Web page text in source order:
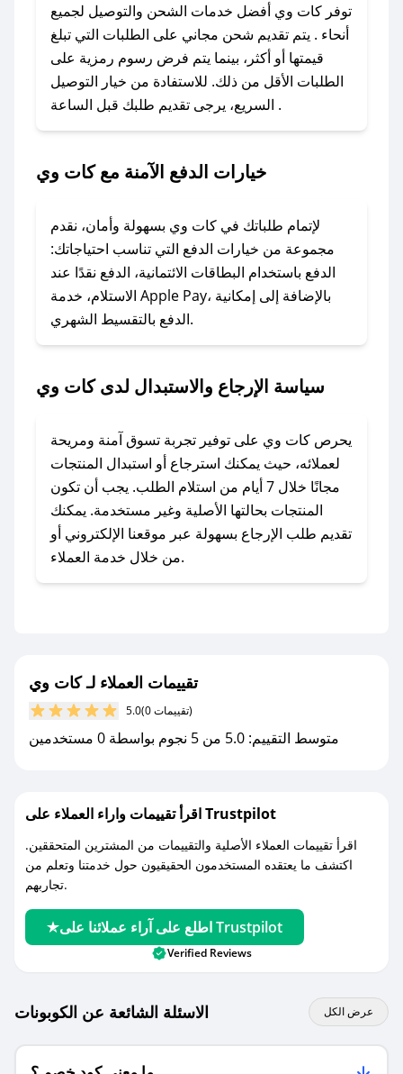
تواصل معنا عبر تويتر أو البريد الإلكتروني لإضافته
بسرعة.
### كيفية استخدام كود خصم كات وي؟
1. انسخ كود الخصم من تطبيق صحصح.
2. الصقه في خانة الدفع عند التسوق من كات وي.
### ماذا أفعل إذا لم يعمل كود الخصم؟
الرسائل الخاصة على تويتر أو البريد الإلكتروني،
وسنقوم بحل المشكلة في أسرع وقت ممكن.
### ماذا أفعل إذا لم أجد كود خصم لمتجري
المفضل؟
في حال عدم توفر كوبونات لمتجرك المفضل، يمكنك
أسرع وقت ممكن.
### كيف تحصل على كوبونات خصم حصرية من
كات وي؟
للحصول على كوبونات وخصومات حصرية، قم بما
يلي:
- اضغط على أيقونة متابعة لمتجر كات وي في تطبيق
صحصح.
مع صحصح، تسوق بذكاء ووفّر على كل مشترياتك مع
توفر كات وي أفضل خدمات الشحن والتوصيل لجميع
أنحاء . يتم تقديم شحن مجاني على الطلبات التي تبلغ
قيمتها أو أكثر، بينما يتم فرض رسوم رمزية على
الطلبات الأقل من ذلك. للاستفادة من خيار التوصيل
السريع، يرجى تقديم طلبك قبل الساعة .
خيارات الدفع الآمنة مع كات وي
لإتمام طلباتك في كات وي بسهولة وأمان، نقدم
مجموعة من خيارات الدفع التي تناسب احتياجاتك:
الدفع باستخدام البطاقات الائتمانية، الدفع نقدًا عند
الاستلام، خدمة Apple Pay، بالإضافة إلى إمكانية
الدفع بالتقسيط الشهري.
سياسة الإرجاع والاستبدال لدى كات وي
يحرص كات وي على توفير تجربة تسوق آمنة ومريحة
لعملائه، حيث يمكنك استرجاع أو استبدال المنتجات
مجانًا خلال 7 أيام من استلام الطلب. يجب أن تكون
المنتجات بحالتها الأصلية وغير مستخدمة. يمكنك
تقديم طلب الإرجاع بسهولة عبر موقعنا الإلكتروني أو
من خلال خدمة العملاء.
تقييمات العملاء لـ كات وي
5.0 (0 تقييمات)
متوسط التقييم: 5.0 من 5 نجوم بواسطة 0 مستخدمين
اقرأ تقييمات واراء العملاء على Trustpilot
اقرأ تقييمات العملاء الأصلية والتقييمات من المشترين المتحققين.
اكتشف ما يعتقده المستخدمون الحقيقيون حول خدمتنا وتعلم من
تجاربهم.
اطلع على آراء عملائنا على Trustpilot
Verified Reviews
الاسئلة الشائعة عن الكوبونات عرض الكل